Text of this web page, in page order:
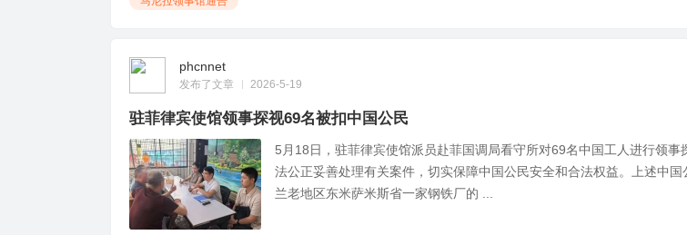
phcnnet
发布了文章 2026-5-19
驻菲律宾使馆领事探视69名被扣中国公民
5月18日，驻菲律宾使馆派员赴菲国调局看守所对69名中国工人进行领事
法公正妥善处理有关案件，切实保障中国公民安全和合法权益。上述中国
兰老地区东米萨米斯省一家钢铁厂的 ...